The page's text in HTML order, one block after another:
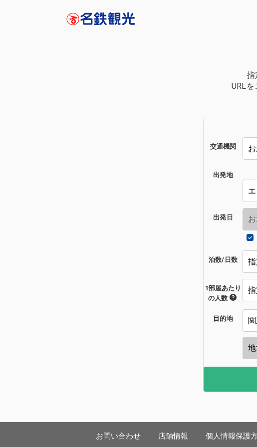
指
URL
交通機関
出発地
出発日
泊数/日数
1部屋あたり
の人数
目的地
お問い合わせ 店舗情報 個人情報保護